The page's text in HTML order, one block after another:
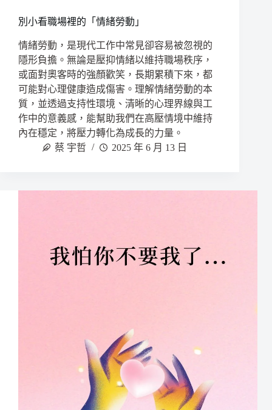
別小看職場裡的「情緒勞動」
情緒勞動，是現代工作中常見卻容易被忽視的
隱形負擔。無論是壓抑情緒以維持職場秩序，
或面對奧客時的強顏歡笑，長期累積下來，都
可能對心理健康造成傷害。理解情緒勞動的本
質，並透過支持性環境、清晰的心理界線與工
作中的意義感，能幫助我們在高壓情境中維持
內在穩定，將壓力轉化為成長的力量。
蔡 宇哲
2025 年 6 月 13 日